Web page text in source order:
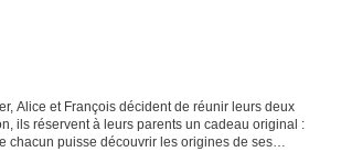
Alice et François décident de réunir leurs deux
ils réservent à leurs parents un cadeau original :
chacun puisse découvrir les origines de ses